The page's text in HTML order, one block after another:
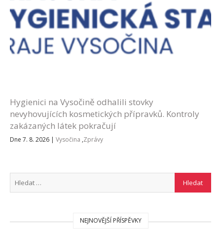
Hygienici na Vysočině odhalili stovky
nevyhovujících kosmetických přípravků. Kontroly
zakázaných látek pokračují
Dne 7. 8. 2026 | Vysočina ,Zprávy
NEJNOVĚJŠÍ PŘÍSPĚVKY